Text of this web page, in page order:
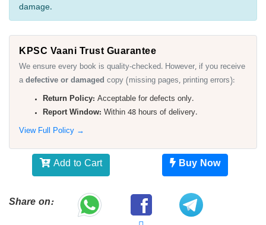
damage.
KPSC Vaani Trust Guarantee
We ensure every book is quality-checked. However, if you receive
adefective or damaged copy (missing pages, printing errors):
Return Policy: Acceptable for defects only.
Report Window: Within 48 hours of delivery.
View Full Policy →
Add to Cart Buy Now
Share on: